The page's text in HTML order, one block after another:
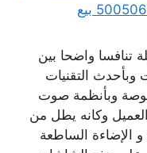
بيع تلفزيونات شاشات الكويت 50050623 بيع
تنافسا واضحا بين
التقنيات
متنوعة تصل 140و 150 بوصة وبأنظمة صوت
وكانه يطل من
و الإضاءة الساطعة